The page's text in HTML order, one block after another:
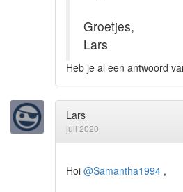
Groetjes,
Lars
Heb je al een antwoord
Lars
juli 2020
Hoi @Samantha1994 ,